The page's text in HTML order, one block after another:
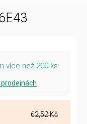
více než 200 ks
62,52 Kč